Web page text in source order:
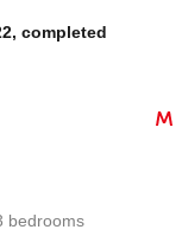
completed
bedrooms